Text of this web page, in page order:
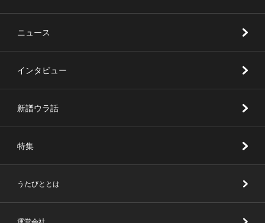
ニュース
インタビュー
新譜ウラ話
特集
うたびととは